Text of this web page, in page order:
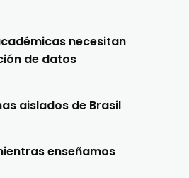
necesitan
de datos
aislados de Brasil
enseñamos